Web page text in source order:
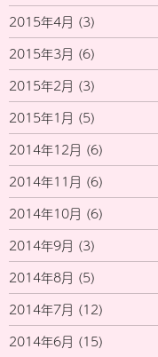
2015年4月 (3)
2015年3月 (6)
2015年2月 (3)
2015年1月 (5)
2014年12月 (6)
2014年11月 (6)
2014年10月 (6)
2014年9月 (3)
2014年8月 (5)
2014年7月 (12)
2014年6月 (15)